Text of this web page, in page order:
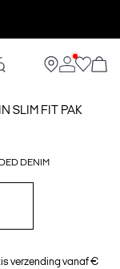
SLIM FIT PAK
DENIM
verzending vanaf €